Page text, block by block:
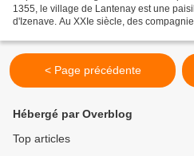
1355, le village de Lantenay est une
d'Izenave. Au XXIe siècle, des
< Page précédente
Hébergé par Overblog
Top articles